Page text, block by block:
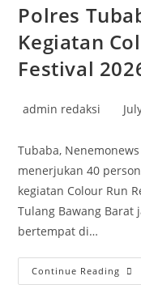
Polres
Kegiatan
Festival
Post
admin redaksi
Post
Tubaba,
menerjukan 40
kegiatan Colour Run
Tulang Bawang Barat
bertempat di…
Continue Reading